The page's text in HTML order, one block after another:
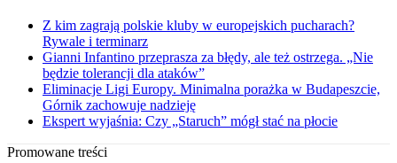
Z kim zagrają polskie kluby w europejskich pucharach?
Rywale i terminarz
Gianni Infantino przeprasza za błędy, ale też ostrzega. „Nie
będzie tolerancji dla ataków”
Eliminacje Ligi Europy. Minimalna porażka w Budapeszcie,
Górnik zachowuje nadzieję
Ekspert wyjaśnia: Czy „Staruch” mógł stać na płocie
Promowane treści